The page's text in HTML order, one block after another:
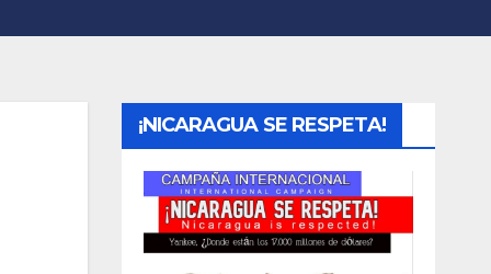
¡NICARAGUA SE RESPETA!